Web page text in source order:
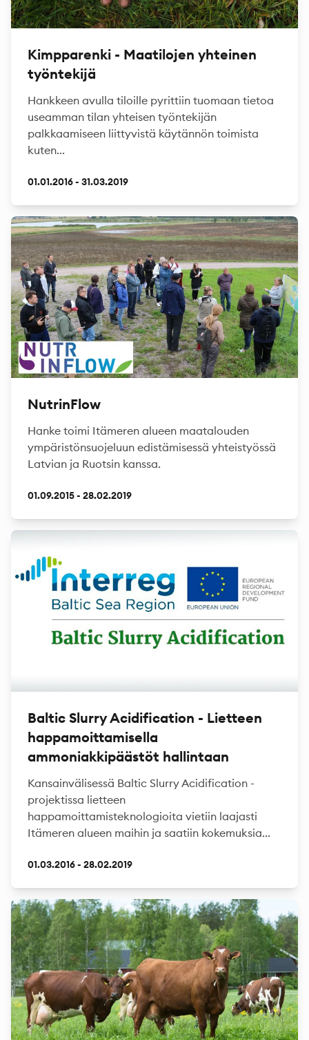
Kimpparenki - Maatilojen yhteinen
työntekijä
Hankkeen avulla tiloille pyrittiin tuomaan tietoa
useamman tilan yhteisen työntekijän
palkkaamiseen liittyvistä käytännön toimista
kuten...
01.01.2016 - 31.03.2019
NutrinFlow
Hanke toimi Itämeren alueen maatalouden
ympäristönsuojeluun edistämisessä yhteistyössä
Latvian ja Ruotsin kanssa.
01.09.2015 - 28.02.2019
Baltic Slurry Acidification - Lietteen
happamoittamisella
ammoniakkipäästöt hallintaan
Kansainvälisessä Baltic Slurry Acidification -
projektissa lietteen
happamoittamisteknologioita vietiin laajasti
Itämeren alueen maihin ja saatiin kokemuksia...
01.03.2016 - 28.02.2019